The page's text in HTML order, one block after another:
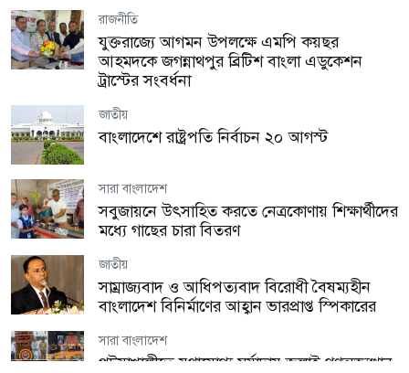
রাজনীতি
যুক্তরাজ্যে আগমন উপলক্ষে এমপি কয়ছর
আহমদকে জগন্নাথপুর ব্রিটিশ বাংলা এডুকেশন
ট্রাস্টের সংবর্ধনা
জাতীয়
বাংলাদেশে রাষ্ট্রপতি নির্বাচন ২০ আগস্ট
সারা বাংলাদেশ
সবুজায়নে উৎসাহিত করতে নেত্রকোণায় শিক্ষার্থীদের
মধ্যে গাছের চারা বিতরণ
জাতীয়
সাম্রাজ্যবাদ ও আধিপত্যবাদ বিরোধী বৈষম্যহীন
বাংলাদেশ বিনির্মাণের আহ্বান ভারপ্রাপ্ত স্পিকারের
সারা বাংলাদেশ
পটুয়াখালীতে যথাযোগ্য মর্যাদায় জুলাই গণঅভ্যুত্থান